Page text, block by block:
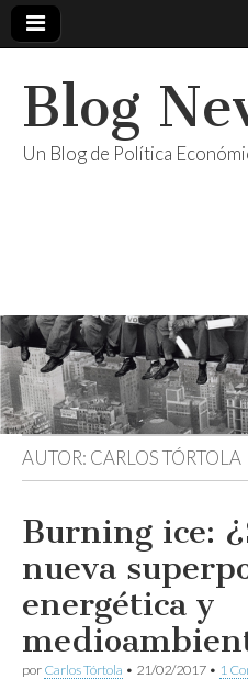
Blog
Un Blog de Política
AUTOR: CARLOS TÓRTOLA
Burning ice:
nueva
energética y
por Carlos Tórtola • 21/02/2017 • 1